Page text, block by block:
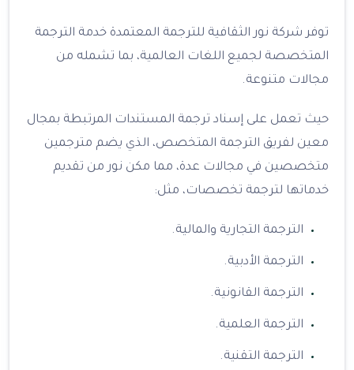
توفر شركة نور الثقافية للترجمة المعتمدة خدمة الترجمة
المتخصصة لجميع اللغات العالمية، بما تشمله من
مجالات متنوعة.
حيث تعمل على إسناد ترجمة المستندات المرتبطة بمجال
معين لفريق الترجمة المتخصص، الذي يضم مترجمين
متخصصين في مجالات عدة، مما مكن نور من تقديم
خدماتها لترجمة تخصصات، مثل:
الترجمة التجارية والمالية.
الترجمة الأدبية.
الترجمة القانونية.
الترجمة العلمية.
الترجمة التقنية.